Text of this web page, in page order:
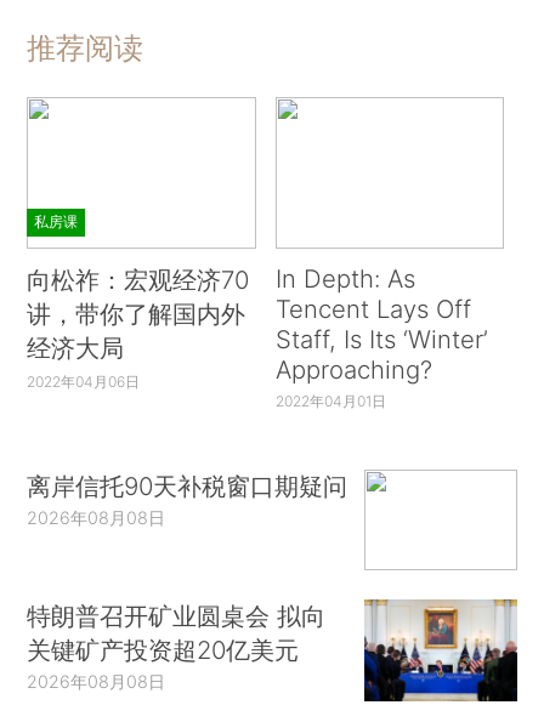
推荐阅读
私房课
向松祚：宏观经济70
讲，带你了解国内外
经济大局
2022年04月06日
In Depth: As
Tencent Lays Off
Staff, Is Its ‘Winter’
Approaching?
2022年04月01日
离岸信托90天补税窗口期疑问
2026年08月08日
特朗普召开矿业圆桌会 拟向
关键矿产投资超20亿美元
2026年08月08日